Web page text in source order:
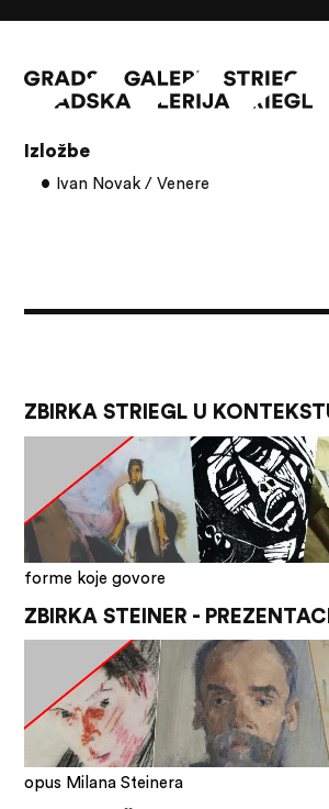
O GALERIJI
Izložbe
Ivan Novak / Venere
ZBIRKA STRIEGL U
forme koje govore
ZBIRKA STEINER -
opus Milana Steinera